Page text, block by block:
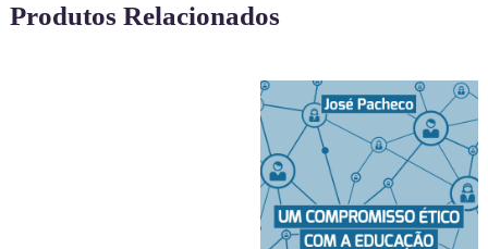
Produtos Relacionados